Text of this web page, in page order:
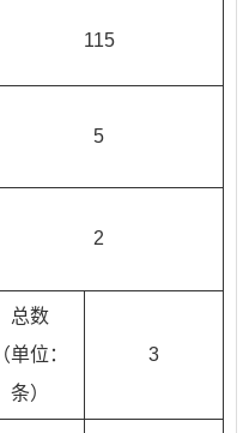
115
5
2
总数
（单位：
条）
3